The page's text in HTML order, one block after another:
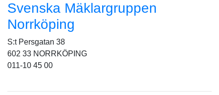
Svenska Mäklargruppen
Norrköping
S:t Persgatan 38
602 33 NORRKÖPING
011-10 45 00